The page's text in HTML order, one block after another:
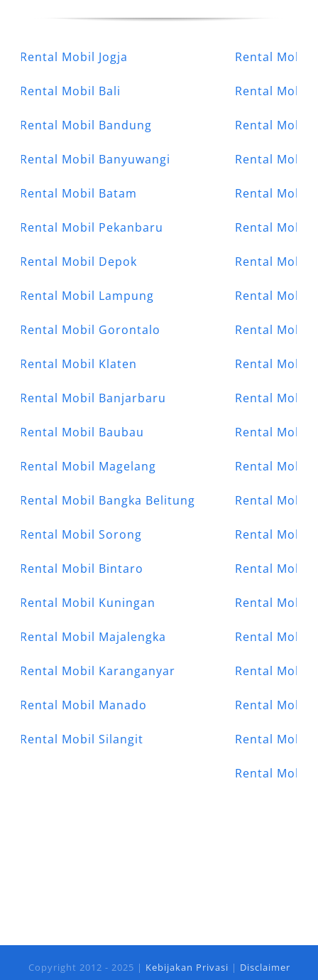
Rental Mobil Jogja
Rental Mobil Bali
Rental Mobil Bandung
Rental Mobil Banyuwangi
Rental Mobil Batam
Rental Mobil Pekanbaru
Rental Mobil Depok
Rental Mobil Lampung
Rental Mobil Gorontalo
Rental Mobil Klaten
Rental Mobil Banjarbaru
Rental Mobil Baubau
Rental Mobil Magelang
Rental Mobil Bangka Belitung
Rental Mobil Sorong
Rental Mobil Bintaro
Rental Mobil Kuningan
Rental Mobil Majalengka
Rental Mobil Karanganyar
Rental Mobil Manado
Rental Mobil Silangit
Rental Mobil
Rental Mobil
Rental Mobil
Rental Mobil
Rental Mobil
Rental Mobil
Rental Mobil
Rental Mobil
Rental Mobil
Rental Mobil
Rental Mobil
Rental Mobil
Rental Mobil
Rental Mobil
Rental Mobil
Rental Mobil
Rental Mobil
Rental Mobil
Rental Mobil
Rental Mobil
Rental Mobil
Rental Mobil
Copyright 2012 - 2025 | Kebijakan Privasi | Disclaimer